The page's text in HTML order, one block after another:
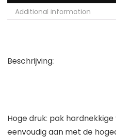
Additional information
Beschrijving:
Hoge druk: pak
eenvoudig aan met de